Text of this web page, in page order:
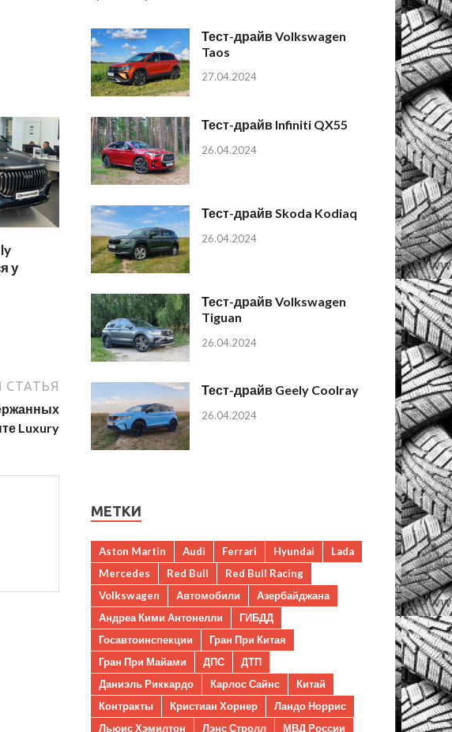
у
Luxury
Тест-драйв Volkswagen
Taos
27.04.2024
Тест-драйв Infiniti QX55
26.04.2024
Тест-драйв Skoda Kodiaq
26.04.2024
Тест-драйв Volkswagen
Tiguan
26.04.2024
Тест-драйв Geely Coolray
26.04.2024
МЕТКИ
Aston Martin Audi Ferrari Hyundai
Lada
Mercedes
Red Bull
Red Bull Racing
Volkswagen
Автомобили
Азербайджана
Андреа Кими Антонелли
ГИБДД
Госавтоинспекции
Гран При Китая
Гран При Майами
ДПС
ДТП
Даниэль Риккардо
Карлос Сайнс
Китай
Контракты
Кристиан Хорнер
Ландо Норрис
Льюис Хэмилтон
Лэнс Стролл
МВД России